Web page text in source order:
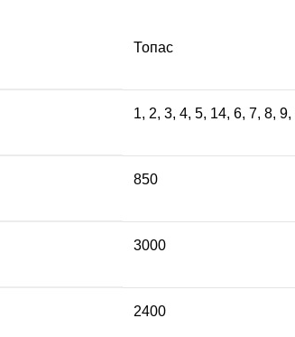
Топас
1, 2, 3, 4, 5, 14, 6, 7, 8, 9,
850
3000
2400